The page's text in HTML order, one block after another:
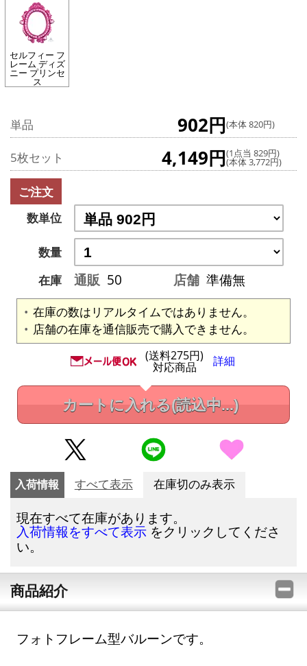
セルフィー フ
レーム ディズ
ニー プリンセ
ス
単品 902円(本体 820円)
5枚セット 4,149円(1点当 829円)
(本体 3,772円)
ご注文
数単位
数量
在庫
通販 50 店舗 準備無
在庫の数はリアルタイムではありません。
店舗の在庫を通信販売で購入できません。
(送料275円)
対応商品 詳細
カートに入れる(読込中...)
入荷情報 すべて表示 在庫切のみ表示
現在すべて在庫があります。
入荷情報をすべて表示 をクリックしてくださ
い。
商品紹介
フォトフレーム型バルーンです。